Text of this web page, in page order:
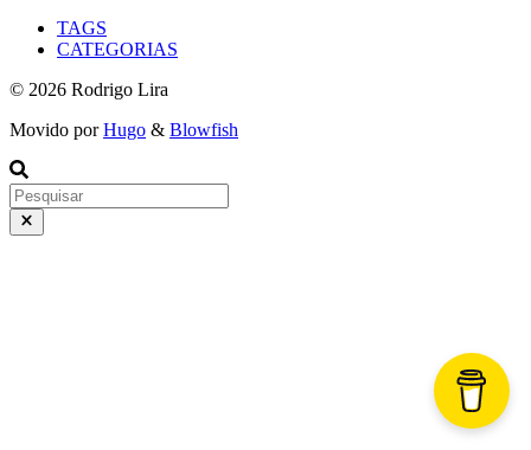
TAGS
CATEGORIAS
© 2026 Rodrigo Lira
Movido porHugo & Blowfish